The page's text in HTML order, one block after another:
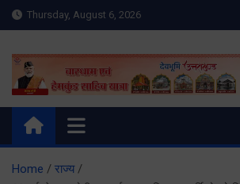
Skip
to
Thursday, August 6, 2026
Meru Raibar |
News | Uttarkashi
meruraibar.com
Home
राज्य